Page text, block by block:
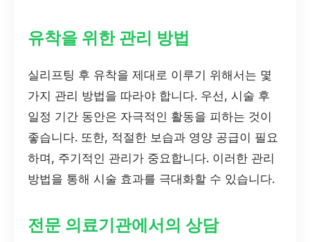
유착을 위한 관리 방법
실리프팅 후 유착을 제대로 이루기 위해서는 몇
가지 관리 방법을 따라야 합니다. 우선, 시술 후
일정 기간 동안은 자극적인 활동을 피하는 것이
좋습니다. 또한, 적절한 보습과 영양 공급이 필요
하며, 주기적인 관리가 중요합니다. 이러한 관리
방법을 통해 시술 효과를 극대화할 수 있습니다.
전문 의료기관에서의 상담